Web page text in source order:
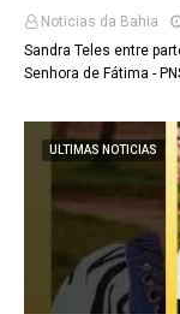
Noticias da Bahia
Sandra Teles entre
Senhora de Fátima -
ULTIMAS NOTICIAS